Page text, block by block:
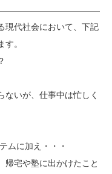
現代社会において、下記
。
いが、仕事中は忙しく
ムに加え・・・
宅や塾に出かけたこと